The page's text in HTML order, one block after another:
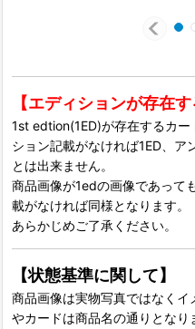
【エディションが存在
1st edtion(1ED)が存在するカー
ション記載がなければ1ED、ア
とは出来ません。
商品画像が1edの画像であって
載がなければ同様となります。
あらかじめご了承ください。
【状態基準に関して】
商品画像は実物写真ではなく
やカードは商品名の通りとな